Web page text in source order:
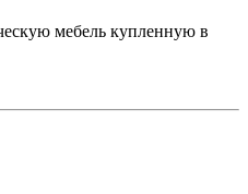
мебель купленную в